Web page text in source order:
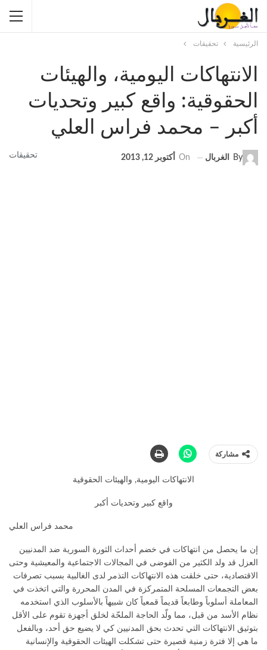
الرئيسية تحقيقات
الانتهاكات اليومية، والهيئات
الحقوقية: واقع كبير وتحديات
أكبر – محمد فراس العلي
تحقيقات By الغربال On أكتوبر 12, 2013
مشاركة
الانتهاكات اليومية, والهيئات الحقوقية
واقع كبير وتحديات أكبر
محمد فراس العلي
إن ما يحصل من انتهاكات في خضم أحداث الثورة السورية ضد المدنيين
العزل قد ولد الكثير من الفوضى في المجالات الاجتماعية والمعيشية وحتى
الاقتصادية، حتى خلقت هذه الانتهاكات التذمر لدى الغالبية بسبب تصرفات
بعض التجمعات المسلحة المتمركزة في المدن المحررة والتي اتخذت في
المعاملة أسلوباً وطابعاً قديماً قمعياً كان شبيهاً بالأسلوب الذي استخدمه
نظام الأسد من قبل، مما ولّد الحاجة الملحّة لخلق أجهزة تقوم على الأقل
بتوثيق الانتهاكات التي تحدث بحق المدنيين كي لا يضيع حق أحد، وبالفعل
ما هي إلا فترة زمنية قصيرة حتى تشكلت الهيئات الحقوقية والإنسانية